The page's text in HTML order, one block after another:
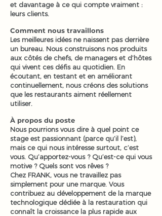
et davantage à ce qui compte vraiment :
leurs clients.
Comment nous travaillons
Les meilleures idées ne naissent pas derrière
un bureau. Nous construisons nos produits
aux côtés de chefs, de managers et d’hôtes
qui vivent ces défis au quotidien. En
écoutant, en testant et en améliorant
continuellement, nous créons des solutions
que les restaurants aiment réellement
utiliser.
À propos du poste
Nous pourrions vous dire à quel point ce
stage est passionnant (parce qu’il l’est),
mais ce qui nous intéresse surtout, c’est
vous. Qu’apportez-vous ? Qu’est-ce qui vous
motive ? Quels sont vos rêves ?
Chez FRANK, vous ne travaillez pas
simplement pour une marque. Vous
contribuez au développement de la marque
technologique dédiée à la restauration qui
connaît la croissance la plus rapide aux